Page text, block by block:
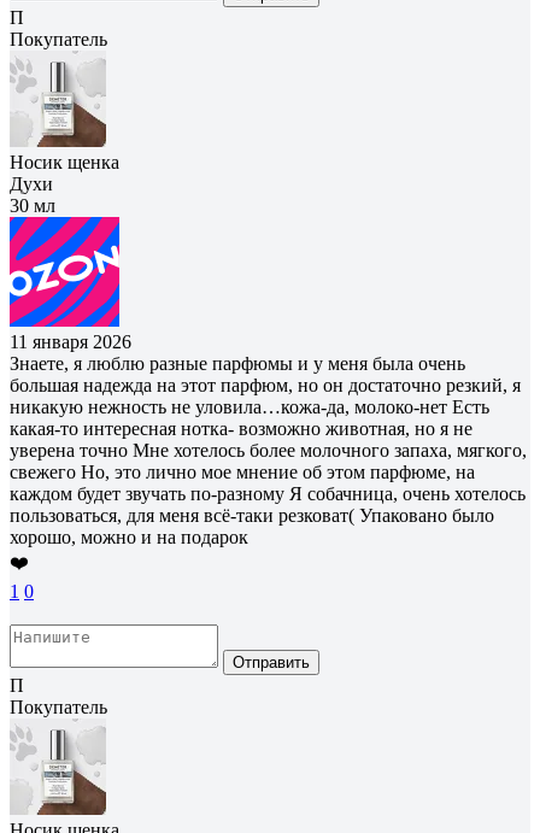
П
Покупатель
Носик щенка
Духи
30 мл
11 января 2026
Знаете, я люблю разные парфюмы и у меня была очень
большая надежда на этот парфюм, но он достаточно резкий, я
никакую нежность не уловила…кожа-да, молоко-нет Есть
какая-то интересная нотка- возможно животная, но я не
уверена точно Мне хотелось более молочного запаха, мягкого,
свежего Но, это лично мое мнение об этом парфюме, на
каждом будет звучать по-разному Я собачница, очень хотелось
пользоваться, для меня всё-таки резковат( Упаковано было
хорошо, можно и на подарок
❤️
1 0
Отправить
П
Покупатель